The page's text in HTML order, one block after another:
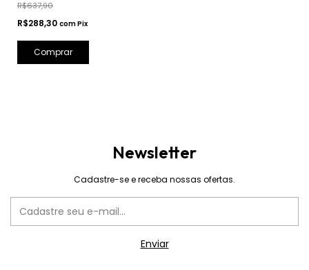
R$637,90
R$288,30 comPix
Comprar
Newsletter
Cadastre-se e receba nossas ofertas.